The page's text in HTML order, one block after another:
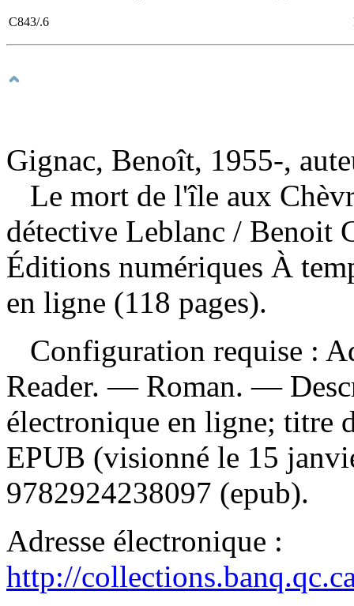
C843/.6
Gignac, Benoît, 1955-,
Le mort de l'île aux
détective Leblanc / Benoit
Éditions numériques À
en ligne (118 pages).
Configuration requise :
Reader. — Roman. —
électronique en ligne; titre
EPUB (visionné le 15
9782924238097 (epub).
Adresse électronique :
http://